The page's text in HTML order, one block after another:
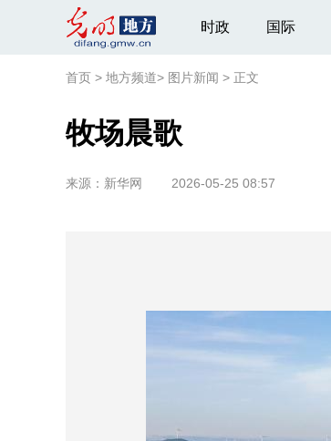
时政 国际
首页 > 地方频道> 图片新闻 > 正文
牧场晨歌
来源： 新华网 2026-05-25 08:57